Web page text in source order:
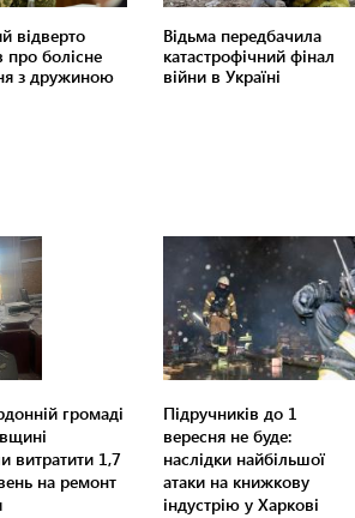
громаді
витратити 1,7
на ремонт
Підручників до 1
вересня не буде:
наслідки найбільшої
атаки на книжкову
індустрію у Харкові